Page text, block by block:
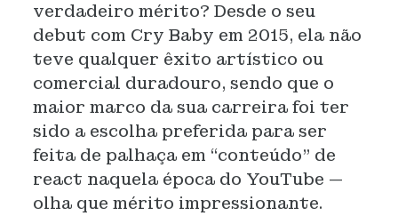
verdadeiro mérito? Desde o seu
debut com Cry Baby em 2015, ela não
teve qualquer êxito artístico ou
comercial duradouro, sendo que o
maior marco da sua carreira foi ter
sido a escolha preferida para ser
feita de palhaça em “conteúdo” de
react naquela época do YouTube —
olha que mérito impressionante.